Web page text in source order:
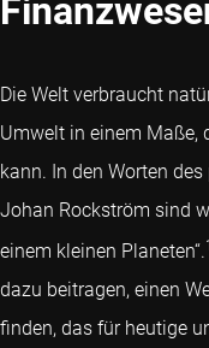
Die Welt verbraucht
Umwelt in einem Maße,
kann. In den Worten
Johan Rockström sind
einem kleinen Planeten“.
dazu beitragen, einen
finden, das für heutige